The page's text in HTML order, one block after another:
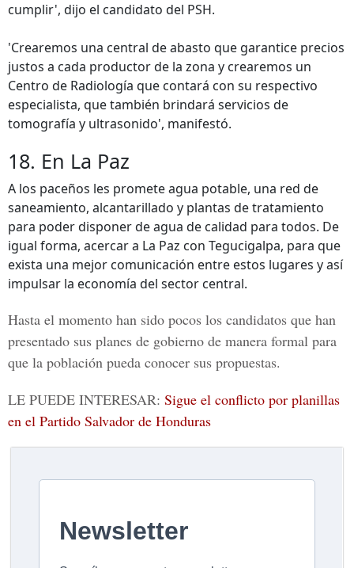
cumplir', dijo el candidato del PSH.
'Crearemos una central de abasto que garantice precios
justos a cada productor de la zona y crearemos un
Centro de Radiología que contará con su respectivo
especialista, que también brindará servicios de
tomografía y ultrasonido', manifestó.
18. En La Paz
A los paceños les promete agua potable, una red de
saneamiento, alcantarillado y plantas de tratamiento
para poder disponer de agua de calidad para todos. De
igual forma, acercar a La Paz con Tegucigalpa, para que
exista una mejor comunicación entre estos lugares y así
impulsar la economía del sector central.
Hasta el momento han sido pocos los candidatos que han
presentado sus planes de gobierno de manera formal para
que la población pueda conocer sus propuestas.
LE PUEDE INTERESAR: Sigue el conflicto por planillas
en el Partido Salvador de Honduras